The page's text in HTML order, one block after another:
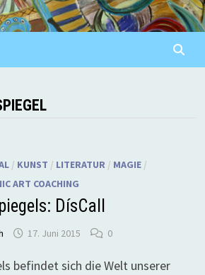
/ KUNST / LITERATUR / MAGIE/
ART COACHING
DísCall
17. Juni 2015 0
befindet sich die Welt unserer